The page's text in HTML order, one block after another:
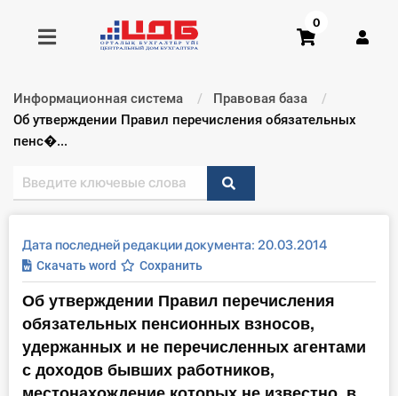
Получить консультацию
Главная ИС
Формы
Консультации
Правовая база
Библиотека бухгалтера
0
Информационная система
Правовая база
Текущий:
Об утверждении Правил перечисления обязательных
пенс�...
Дата последней редакции документа: 20.03.2014
Скачать word Сохранить
Об утверждении Правил перечисления
обязательных пенсионных взносов,
удержанных и не перечисленных агентами
с доходов бывших работников,